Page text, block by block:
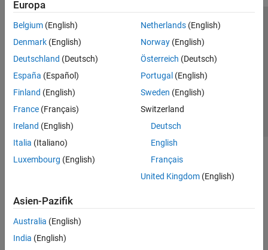
Europa
Belgium (English)
Denmark (English)
Deutschland (Deutsch)
España (Español)
Finland (English)
France (Français)
Ireland (English)
Italia (Italiano)
Luxembourg (English)
Netherlands(English)
Norway(English)
Österreich (Deutsch)
Portugal (English)
Sweden (English)
Switzerland
Deutsch
English
Français
United Kingdom(English)
Asien-Pazifik
Australia (English)
India (English)
Trust Center
Datenschutz-Richtlinien
Datendiebstahl verhindern
Status von Anwendungen
© 1994-2026 The MathWorks, Inc.
Website auswählen
Deutschland